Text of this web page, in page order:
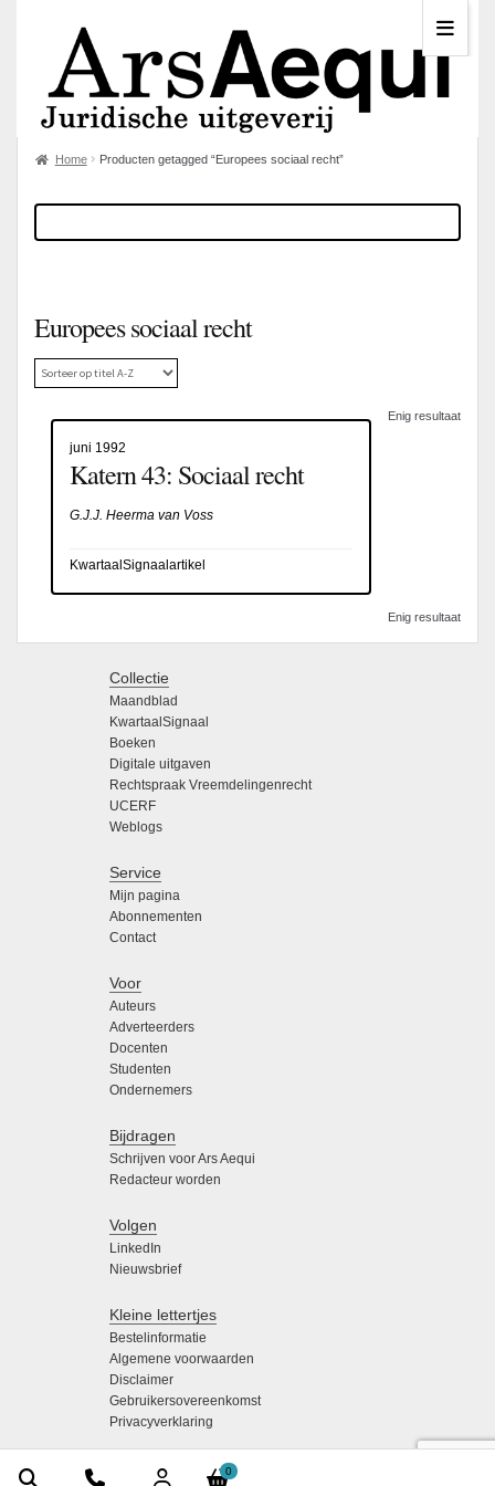
0
Home Producten getagged “Europees sociaal recht”
Europees sociaal recht
Enig resultaat
juni 1992
Katern 43: Sociaal recht
G.J.J. Heerma van Voss
KwartaalSignaalartikel
Enig resultaat
Collectie
Maandblad
KwartaalSignaal
Boeken
Digitale uitgaven
Rechtspraak Vreemdelingenrecht
UCERF
Weblogs
Service
Mijn pagina
Abonnementen
Contact
Voor
Auteurs
Adverteerders
Docenten
Studenten
Ondernemers
Bijdragen
Schrijven voor Ars Aequi
Redacteur worden
Volgen
LinkedIn
Nieuwsbrief
Kleine lettertjes
Bestelinformatie
Algemene voorwaarden
Disclaimer
Gebruikersovereenkomst
Privacyverklaring